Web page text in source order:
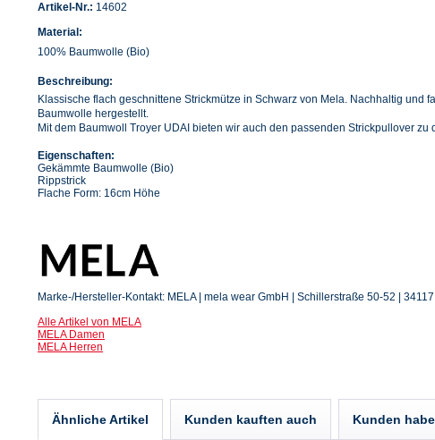
Artikel-Nr.: 14602
Material:
100% Baumwolle (Bio)
Beschreibung:
Klassische flach geschnittene Strickmütze in Schwarz von Mela. Nachhaltig und
Baumwolle hergestellt.
Mit dem Baumwoll Troyer UDAI bieten wir auch den passenden Strickpullover zu
Eigenschaften:
Gekämmte Baumwolle (Bio)
Rippstrick
Flache Form: 16cm Höhe
Marke-/Hersteller-Kontakt: MELA | mela wear GmbH | Schillerstraße 50-52 |
Alle Artikel von MELA
MELA Damen
MELA Herren
Ähnliche Artikel Kunden kauften auch Kunden